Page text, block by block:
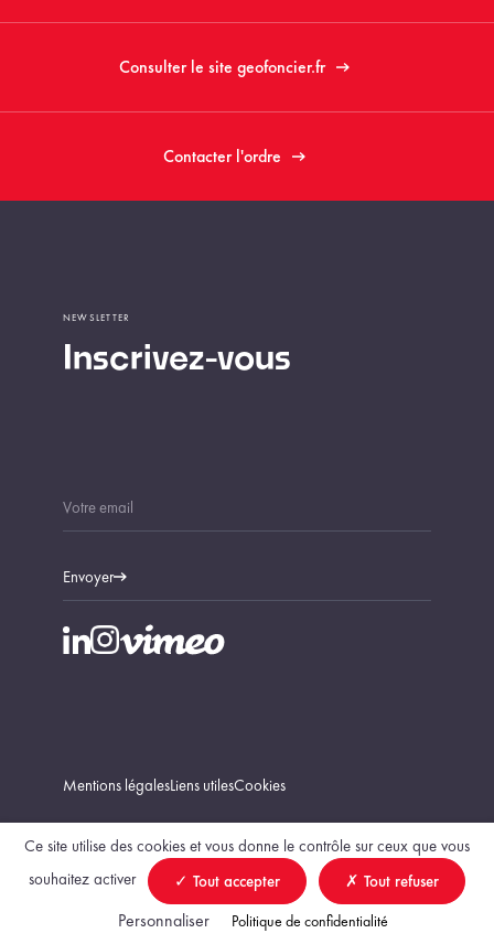
Trouver un géomètre-expert
Consulter le site geofoncier.fr
Contacter l'ordre
Inscrivez-vous
NEWSLETTER
Envoyer
Mentions légalesLiens utilesCookies
Ce site utilise des cookies et vous donne le contrôle sur ceux que vous
souhaitez activer
Tout accepter Tout refuser
Personnaliser Politique de confidentialité